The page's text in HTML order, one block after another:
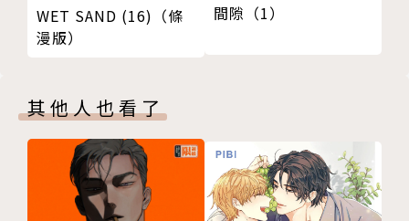
WET SAND (16)（條
漫版）
間隙（1）
其他人也看了